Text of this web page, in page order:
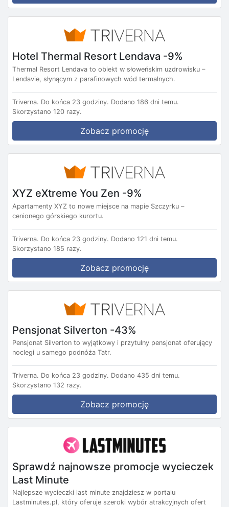
Hotel Thermal Resort Lendava -9%
Thermal Resort Lendava to obiekt w słoweńskim uzdrowisku –
Lendavie, słynącym z parafinowych wód termalnych.
Triverna. Do końca 23 godziny. Dodano 186 dni temu.
Skorzystano 120 razy.
Zobacz promocję
XYZ eXtreme You Zen -9%
Apartamenty XYZ to nowe miejsce na mapie Szczyrku –
cenionego górskiego kurortu.
Triverna. Do końca 23 godziny. Dodano 121 dni temu.
Skorzystano 185 razy.
Zobacz promocję
Pensjonat Silverton -43%
Pensjonat Silverton to wyjątkowy i przytulny pensjonat oferujący
noclegi u samego podnóża Tatr.
Triverna. Do końca 23 godziny. Dodano 435 dni temu.
Skorzystano 132 razy.
Zobacz promocję
Sprawdź najnowsze promocje wycieczek
Last Minute
Najlepsze wycieczki last minute znajdziesz w portalu
Lastminutes.pl, który oferuje szeroki wybór atrakcyjnych ofert